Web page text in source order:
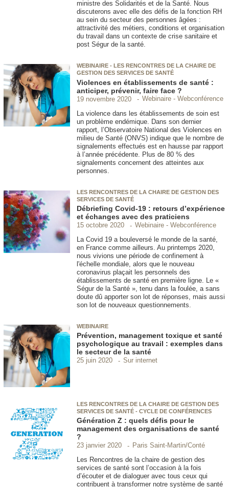
ministre des Solidarités et de la Santé. Nous
discuterons avec elle des défis de la fonction RH
au sein du secteur des personnes âgées :
attractivité des métiers, conditions et organisation
du travail dans un contexte de crise sanitaire et
post Ségur de la santé.
WEBINAIRE - LES RENCONTRES DE LA CHAIRE DE
GESTION DES SERVICES DE SANTÉ
Violences en établissements de santé :
anticiper, prévenir, faire face ?
19 novembre 2020
Webinaire - Webconférence
La violence dans les établissements de soin est
un problème endémique. Dans son dernier
rapport, l’Observatoire National des Violences en
milieu de Santé (ONVS) indique que le nombre de
signalements effectués est en hausse par rapport
à l’année précédente. Plus de 80 % des
signalements concernent des atteintes aux
personnes.
LES RENCONTRES DE LA CHAIRE DE GESTION DES
SERVICES DE SANTÉ
Débriefing Covid-19 : retours d’expérience
et échanges avec des praticiens
15 octobre 2020
Webinaire - Webconférence
La Covid 19 a bouleversé le monde de la santé,
en France comme ailleurs. Au printemps 2020,
nous vivions une période de confinement à
l'échelle mondiale, alors que le nouveau
coronavirus plaçait les personnels des
établissements de santé en première ligne. Le «
Ségur de la Santé », tenu dans la foulée, a sans
doute dû apporter son lot de réponses, mais aussi
son lot de nouveaux questionnements.
WEBINAIRE
Prévention, management toxique et santé
psychologique au travail : exemples dans
le secteur de la santé
25 juin 2020 Sur internet
LES RENCONTRES DE LA CHAIRE DE GESTION DES
SERVICES DE SANTÉ - CYCLE DE CONFÉRENCES
Génération Z : quels défis pour le
management des organisations de santé
?
23 janvier 2020
Paris Saint-Martin/Conté
Les Rencontres de la chaire de gestion des
services de santé sont l’occasion à la fois
d’écouter et de dialoguer avec tous ceux qui
contribuent à transformer notre système de santé